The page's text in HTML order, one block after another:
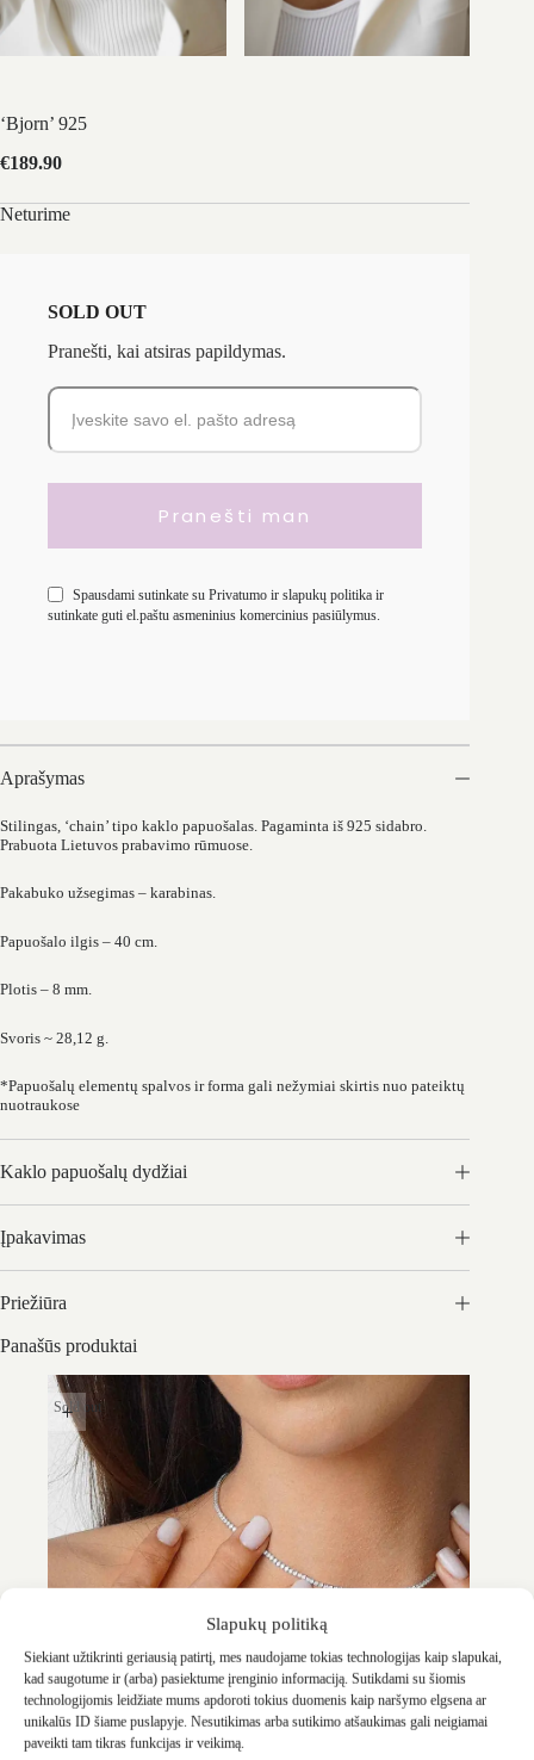
Slapukų politiką
Siekiant užtikrinti geriausią patirtį, mes naudojame tokias technologijas kaip slapukai,
kad saugotume ir (arba) pasiektume įrenginio informaciją. Sutikdami su šiomis
technologijomis leidžiate mums apdoroti tokius duomenis kaip naršymo elgsena ar
unikalūs ID šiame puslapyje. Nesutikimas arba sutikimo atšaukimas gali neigiamai
paveikti tam tikras funkcijas ir veikimą.
‘Bjorn’ 925
€189.90
Neturime
SOLD OUT
Pranešti, kai atsiras papildymas.
Spausdami sutinkate su Privatumo ir slapukų politika ir
sutinkate guti el.paštu asmeninius komercinius pasiūlymus.
Aprašymas
Stilingas, ‘chain’ tipo kaklo papuošalas. Pagaminta iš 925 sidabro.
Prabuota Lietuvos prabavimo rūmuose.
Pakabuko užsegimas – karabinas.
Papuošalo ilgis – 40 cm.
Plotis – 8 mm.
Svoris ~ 28,12 g.
*Papuošalų elementų spalvos ir forma gali nežymiai skirtis nuo pateiktų
nuotraukose
Kaklo papuošalų dydžiai
Įpakavimas
Priežiūra
Panašūs produktai
Sold out